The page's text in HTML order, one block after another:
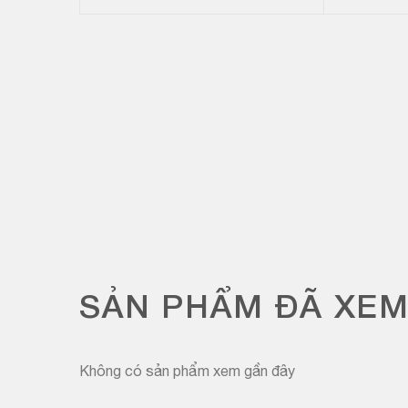
SẢN PHẨM ĐÃ
Không có sản phẩm xem gần đây